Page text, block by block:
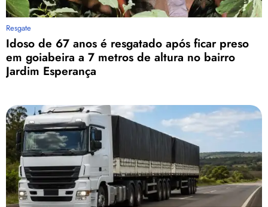
Resgate
Idoso de 67 anos é resgatado após ficar preso
em goiabeira a 7 metros de altura no bairro
Jardim Esperança